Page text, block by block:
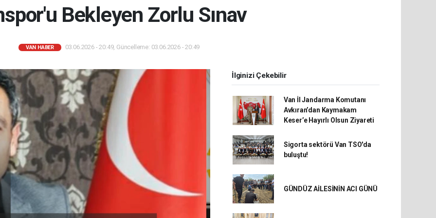
Bekleyen Zorlu Sınav
VAN HABER 03.06.2026 - 20:49, Güncelleme: 03.06.2026 - 20:49
İlginizi Çekebilir
Van İl Jandarma Komutanı
Avkıran’dan Kaymakam
Keser’e Hayırlı Olsun Ziyareti
Sigorta sektörü Van TSO'da
buluştu!
GÜNDÜZ AİLESİNİN ACI GÜNÜ